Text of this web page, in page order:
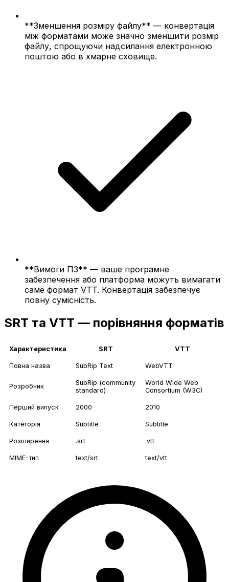
**Зменшення розміру файлу** — конвертація
між форматами може значно зменшити розмір
файлу, спрощуючи надсилання електронною
поштою або в хмарне сховище.
**Вимоги ПЗ** — ваше програмне
забезпечення або платформа можуть вимагати
саме формат VTT. Конвертація забезпечує
повну сумісність.
SRT та VTT — порівняння форматів
Характеристика SRT VTT
Повна назва SubRip Text WebVTT
Розробник
SubRip (community
standard)
World Wide Web
Consortium (W3C)
Перший випуск 2000 2010
Категорія Subtitle Subtitle
Розширення .srt .vtt
MIME-тип text/srt text/vtt